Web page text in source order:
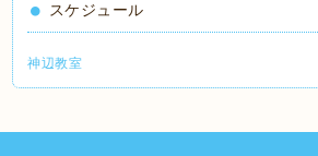
スケジュール
神辺教室